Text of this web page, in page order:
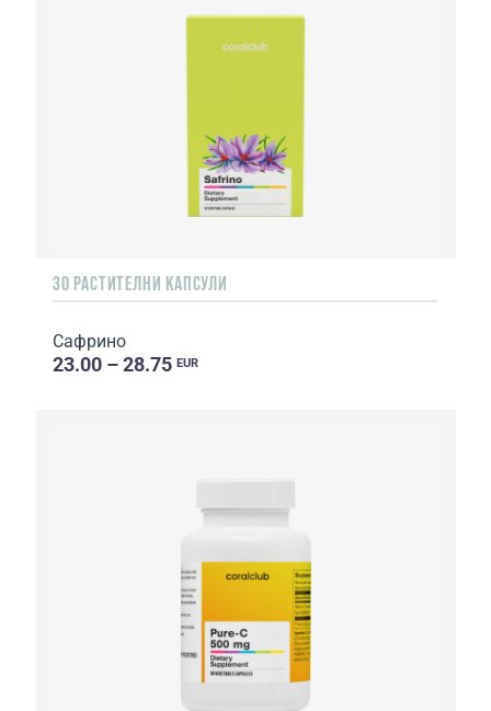
30 РАСТИТЕЛНИ КАПСУЛИ
Сафрино
23.00 – 28.75 EUR